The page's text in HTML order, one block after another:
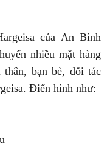
của An Bình
nhiều mặt hàng
thân, bạn bè, đối tác
Điển hình như: